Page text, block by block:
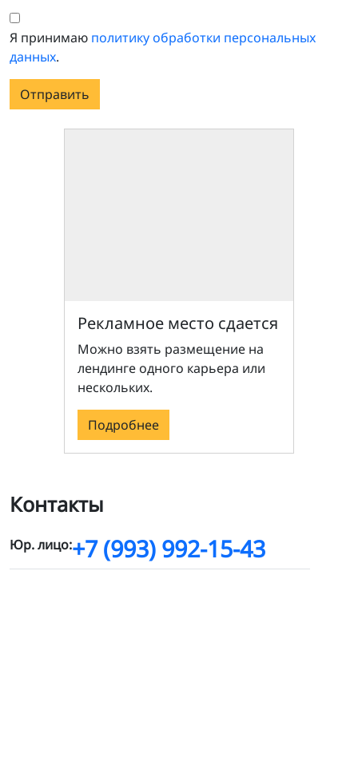
Я принимаю политику обработки персональных
данных.
Отправить
Рекламное место сдается
Можно взять размещение на
лендинге одного карьера или
нескольких.
Подробнее
Контакты
Юр. лицо:+7 (993) 992-15-43